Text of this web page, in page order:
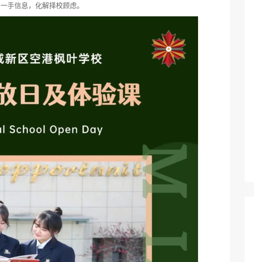
手信息，化解择校顾虑。